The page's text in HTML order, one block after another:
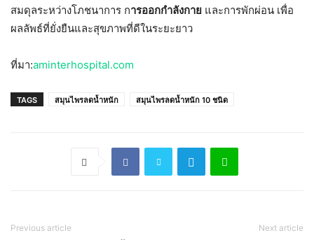
สมดุลระหว่างโภชนาการ การออกกำลังกาย และการพักผ่อน เพื่อ
ผลลัพธ์ที่ยั่งยืนและสุขภาพที่ดีในระยะยาว
ที่มา:aminterhospital.com
TAGS สมุนไพรลดน้ำหนัก สมุนไพรลดน้ำหนัก 10 ชนิด
Previous article Next article